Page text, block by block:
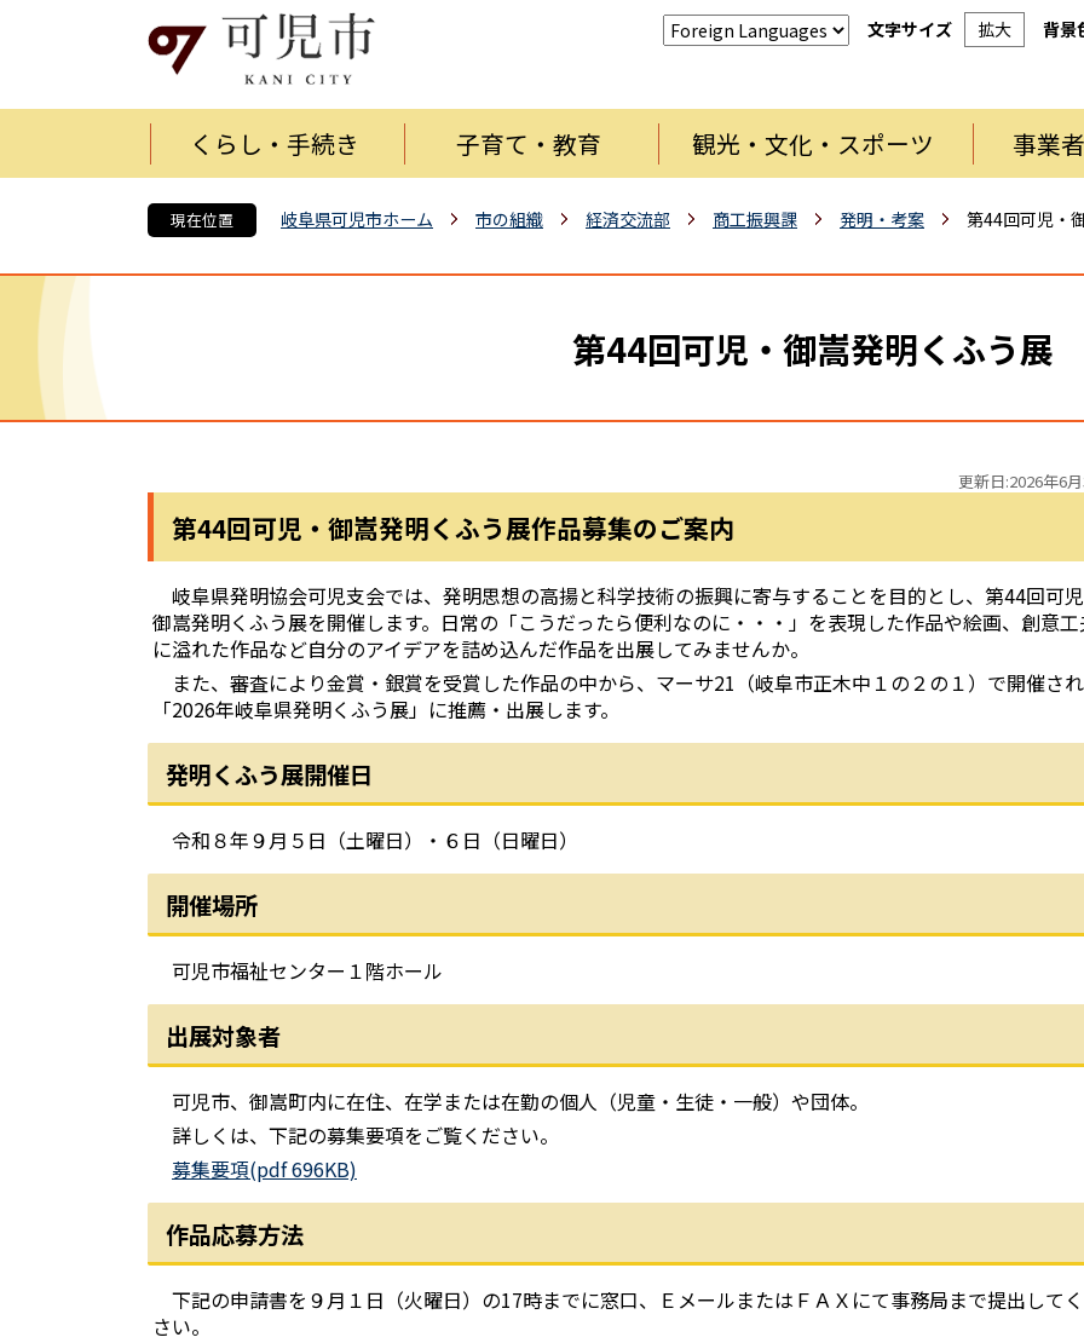
文字サイズ 拡大 背景
くらし・手続き 子育て・教育 観光・文化・スポーツ 事業
現在位置 岐阜県可児市ホーム 市の組織 経済交流部 商工振興課 発明・考案 第44回可児・
第44回可児・御嵩発明くふう展
更新日:2026年6
第44回可児・御嵩発明くふう展作品募集のご案内
岐阜県発明協会可児支会では、発明思想の高揚と科学技術の振興に寄与することを目的とし、第44回可
御嵩発明くふう展を開催します。日常の「こうだったら便利なのに・・・」を表現した作品や絵画、創意
に溢れた作品など自分のアイデアを詰め込んだ作品を出展してみませんか。
また、審査により金賞・銀賞を受賞した作品の中から、マーサ21（岐阜市正木中１の２の１）で開催さ
「2026年岐阜県発明くふう展」に推薦・出展します。
発明くふう展開催日
令和８年９月５日（土曜日）・６日（日曜日）
開催場所
可児市福祉センター１階ホール
出展対象者
可児市、御嵩町内に在住、在学または在勤の個人（児童・生徒・一般）や団体。
詳しくは、下記の募集要項をご覧ください。
募集要項(pdf 696KB)
作品応募方法
下記の申請書を９月１日（火曜日）の17時までに窓口、ＥメールまたはＦＡＸにて事務局まで提出して
さい。